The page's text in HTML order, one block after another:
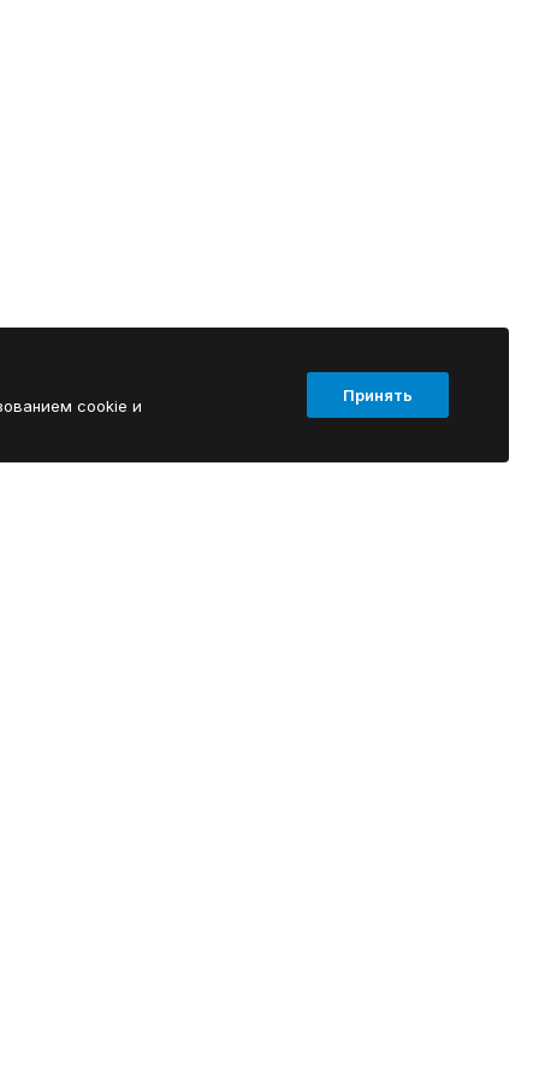
cookie и
Принять